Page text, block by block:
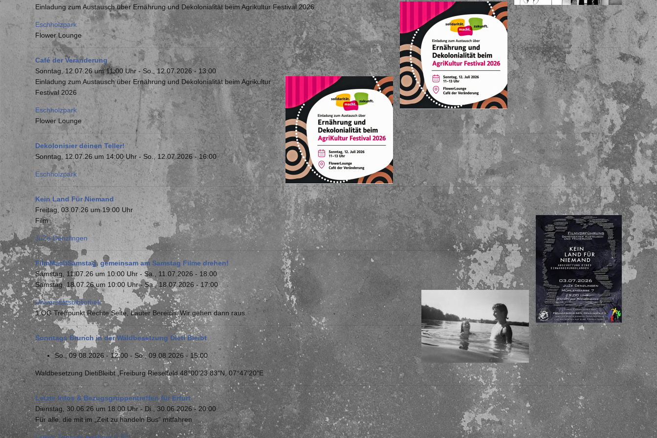
Einladung zum Austausch über Ernährung und Dekolonialität beim Agrikultur Festival 2026
Eschholzpark
Flower Lounge
Café der Veränderung
Sonntag, 12.07.26 um 11:00 Uhr - So., 12.07.2026 - 13:00
Einladung zum Austausch über Ernährung und Dekolonialität beim Agrikultur
Festival 2026
Eschholzpark
Flower Lounge
Dekolonisier deinen Teller!
Sonntag, 12.07.26 um 14:00 Uhr - So., 12.07.2026 - 16:00
Eschholzpark
Kein Land Für Niemand
Freitag, 03.07.26 um 19:00 Uhr
Film
JuZe Denzlingen
FilmMachSamstag, gemeinsam am Samstag Filme drehen!
Samstag, 11.07.26 um 10:00 Uhr- Sa., 11.07.2026 - 18:00
Samstag, 18.07.26 um 10:00 Uhr-Sa., 18.07.2026 - 17:00
Universitätsbibliothek
1.OG Treffpunkt.Rechte Seite, Lauter Bereich. Wir gehen dann raus.
Sonntags Brunch in der Waldbesetzung Dieti Bleibt
So., 09.08.2026 - 12:00- So., 09.08.2026 - 15:00
Waldbesetzung DietiBleibt ,Freiburg Rieselfeld 48°00′23.83″N, 07°47′20″E
Letzte Infos & Bezugsgruppentreffen für Erfurt
Dienstag, 30.06.26 um 18:00 Uhr- Di., 30.06.2026 - 20:00
Für alle, die mit im „Zeit zu handeln Bus“ mitfahren